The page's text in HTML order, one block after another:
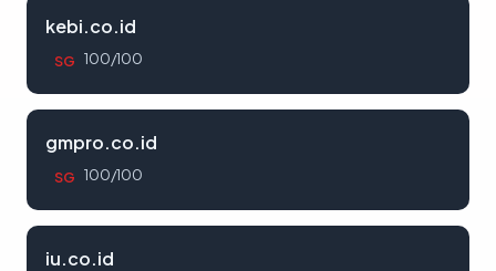
kebi.co.id
SG 100/100
gmpro.co.id
SG 100/100
iu.co.id